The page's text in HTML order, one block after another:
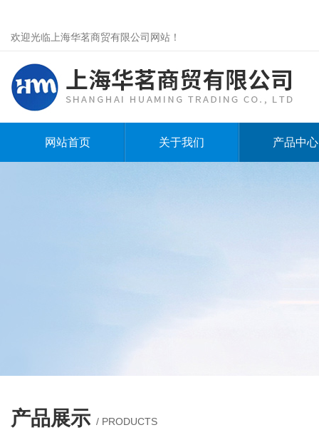
欢迎光临上海华茗商贸有限公司网站！
网站首页 关于我们 产品中心
产品展示 / PRODUCTS